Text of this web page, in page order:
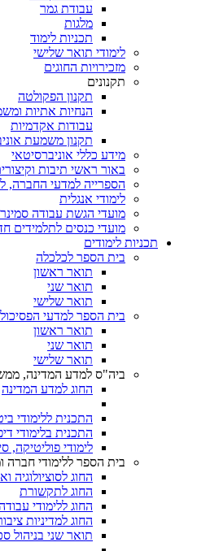
עבודת גמר
מלגות
תכניות לימוד
לימודי תואר שלישי
מזכירויות החוגים
תקנונים
תקנון הפקולטה
הנחיות אתיות
עבודות אקדמיות
תקנון משמעת
מידע כללי אוניברסיטאי
באור ראשי תיבות
הספרייה למדעי החברה,
לימודי אנגלית
מועדי הגשת עבודה
מועדי כנסים לתלמידים
תכניות לימודים
בית הספר לכלכלה
תואר ראשון
תואר שני
תואר שלישי
בית הספר למדעי
תואר ראשון
תואר שני
תואר שלישי
ביה"ס למדע המדינה,
החוג למדע המדינה
התכנית ללימודי
התכנית בלימודי
לימודי פוליטיקה,
בית הספר ללימודי חברה
החוג לסוציולוגיה
החוג לתקשורת
החוג ללימודי
החוג למדיניות
תואר שני בניהול